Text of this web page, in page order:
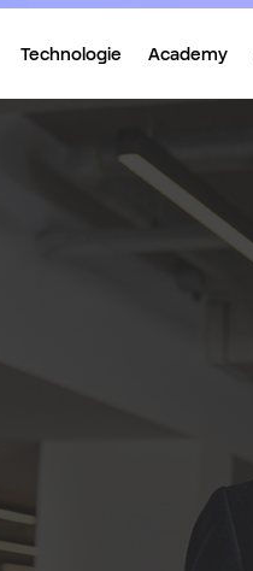
Technologie Academy